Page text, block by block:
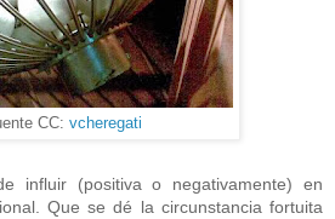
CC: vcheregati
influir (positiva o negativamente) en
Que se dé la circunstancia fortuita